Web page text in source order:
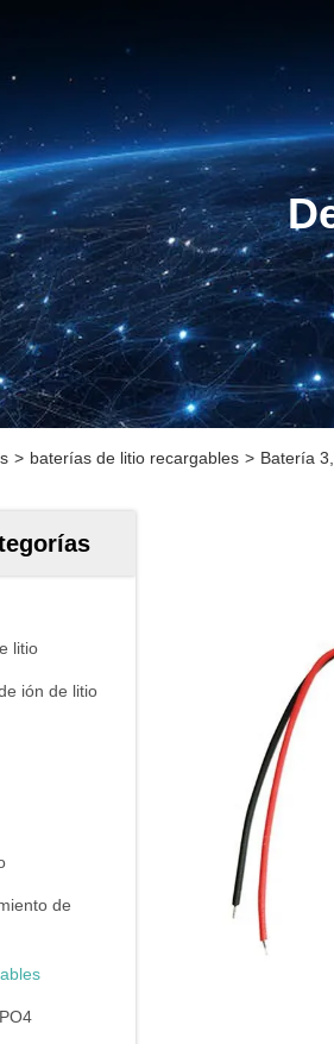
> baterías de litio recargables > Batería
litio
ión de litio
de